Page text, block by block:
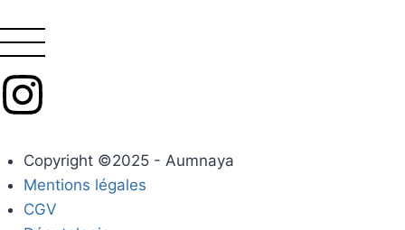
Copyright ©2025 - Aumnaya
Mentions légales
CGV